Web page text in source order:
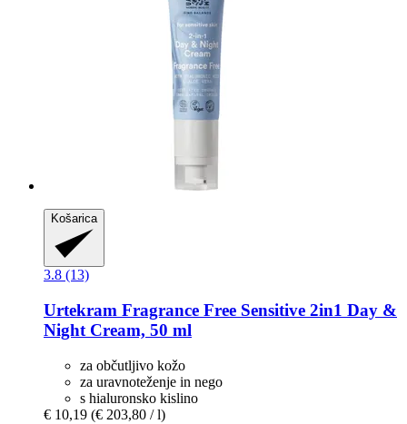
Košarica
3.8 (13)
Urtekram Fragrance Free Sensitive 2in1 Day &
Night Cream, 50 ml
za občutljivo kožo
za uravnoteženje in nego
s hialuronsko kislino
€ 10,19 (€ 203,80 / l)